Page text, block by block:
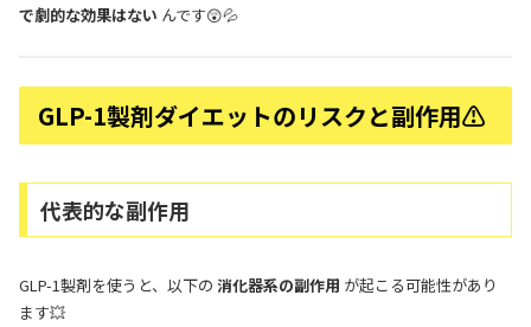
で劇的な効果はない んです😲💦
GLP-1製剤ダイエットのリスクと副作用⚠️
代表的な副作用
GLP-1製剤を使うと、以下の 消化器系の副作用 が起こる可能性があり
ます💥